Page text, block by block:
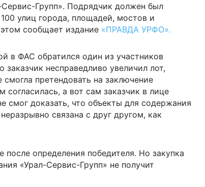
Сервис-Групп». Подрядчик должен был
улиц города, площадей, мостов и
сообщает издание «ПРАВДА УРФО».
в ФАС обратился один из участников
заказчик несправедливо увеличил лот,
претендовать на заключение
согласилась, а вот сам заказчик в лице
смог доказать, что объекты для содержания
связана с друг другом, как
определения победителя. Но закупка
«Урал-Сервис-Групп» не получит